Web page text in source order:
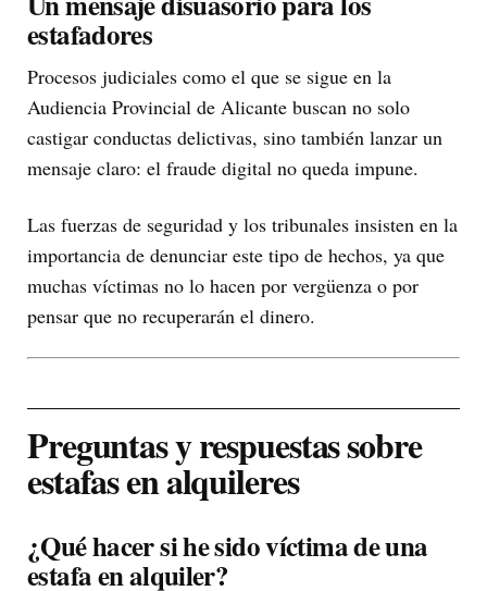
estafadores
Procesos judiciales como el que se sigue en la
Audiencia Provincial de Alicante buscan no solo
castigar conductas delictivas, sino también lanzar un
mensaje claro: el fraude digital no queda impune.
Las fuerzas de seguridad y los tribunales insisten en la
importancia de denunciar este tipo de hechos, ya que
muchas víctimas no lo hacen por vergüenza o por
pensar que no recuperarán el dinero.
Preguntas y respuestas sobre
estafas en alquileres
¿Qué hacer si he sido víctima de una
estafa en alquiler?